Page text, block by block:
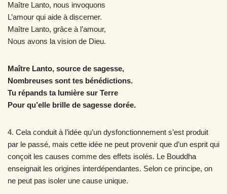
Maître Lanto, nous invoquons
L’amour qui aide à discerner.
Maître Lanto, grâce à l’amour,
Nous avons la vision de Dieu.
Maître Lanto, source de sagesse,
Nombreuses sont tes bénédictions.
Tu répands ta lumière sur Terre
Pour qu’elle brille de sagesse dorée.
4. Cela conduit à l’idée qu’un dysfonctionnement s’est produit
par le passé, mais cette idée ne peut provenir que d’un esprit qui
conçoit les causes comme des effets isolés. Le Bouddha
enseignait les origines interdépendantes. Selon ce principe, on
ne peut pas isoler une cause unique.